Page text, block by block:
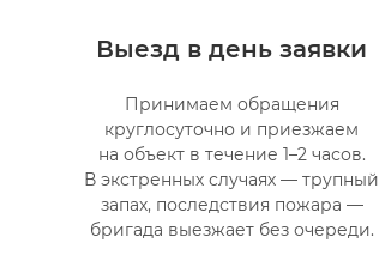
Выезд в день заявки
Принимаем обращения
круглосуточно и приезжаем
на объект в течение 1–2 часов.
В экстренных случаях — трупный
запах, последствия пожара —
бригада выезжает без очереди.